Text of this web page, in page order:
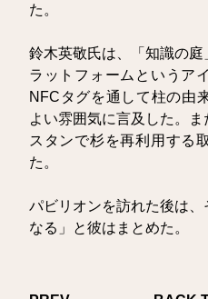
た。
鈴木英敬氏は、「知識の
ラットフォームというア
NFCタグを通して柱の由
よい雰囲気に言及した。
スタンで杉を再利用する
た。
パビリオンを訪れた後は、
なる」と彼はまとめた。